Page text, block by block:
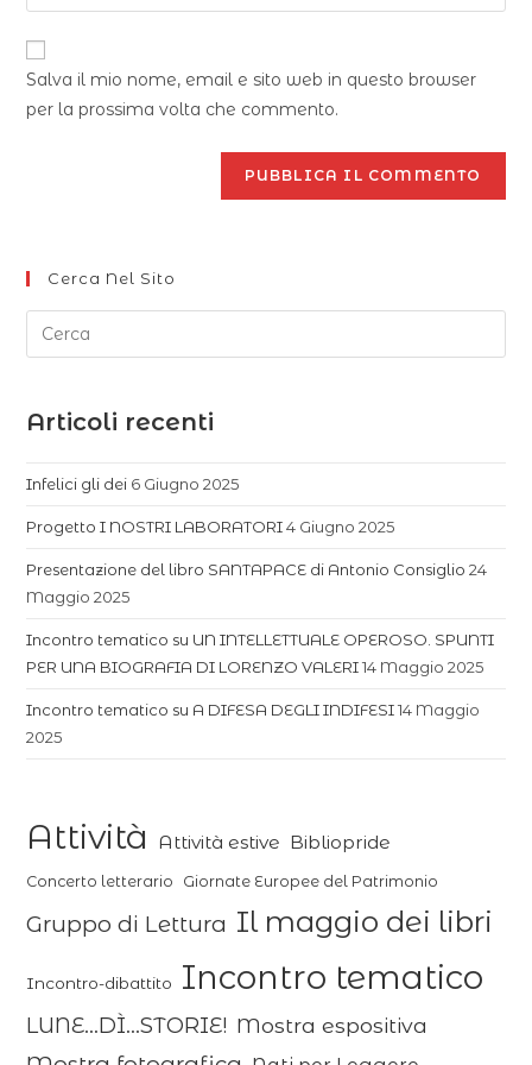
Salva il mio nome, email e sito web in questo browser
per la prossima volta che commento.
Cerca Nel Sito
Articoli recenti
Infelici gli dei 6 Giugno 2025
Progetto I NOSTRI LABORATORI 4 Giugno 2025
Presentazione del libro SANTAPACE di Antonio Consiglio 24
Maggio 2025
Incontro tematico su UN INTELLETTUALE OPEROSO. SPUNTI
PER UNA BIOGRAFIA DI LORENZO VALERI 14 Maggio 2025
Incontro tematico su A DIFESA DEGLI INDIFESI 14 Maggio
2025
Attività Attività estive Bibliopride
Concerto letterario Giornate Europee del Patrimonio
Gruppo di Lettura Il maggio dei libri
Incontro-dibattito Incontro tematico
LUNE...DÌ...STORIE! Mostra espositiva